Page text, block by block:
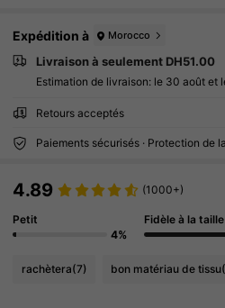
Expédition à Morocco
Livraison à seulement DH51.00
Estimation de livraison: le 30 août et
Retours acceptés
Paiements sécurisés · Protection de
4.89 (1000+)
Petit
4%
Fidèle à la taille
rachètera(7) bon matériau de tissu